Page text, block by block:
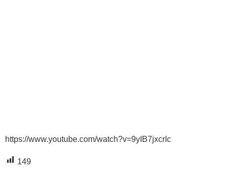
https://www.youtube.com/watch?v=9yIB7jxcrIc
149